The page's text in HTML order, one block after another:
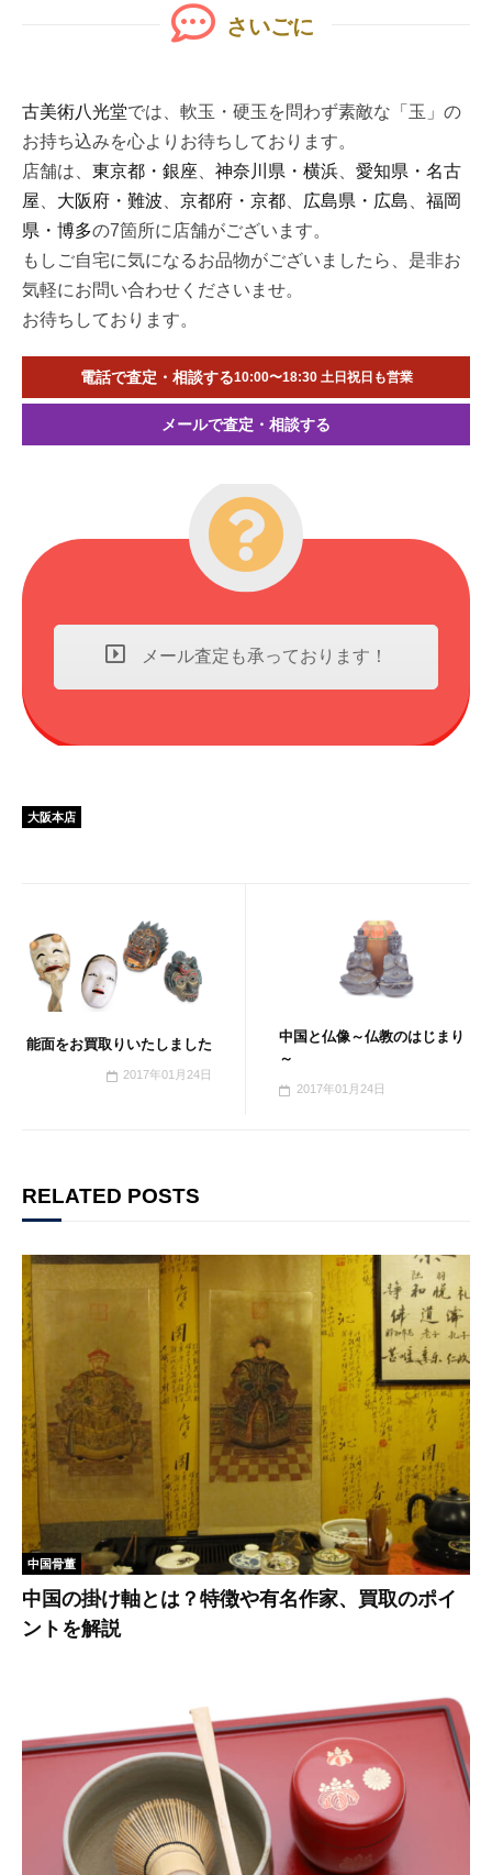
さいごに
古美術八光堂では、軟玉・硬玉を問わず素敵な「玉」の
お持ち込みを心よりお待ちしております。
店舗は、 東京都・銀座 神奈川県・横浜
愛知県・名古
屋
大阪府・難波 京都府・京都 広島県・広島
福岡
県・博多の7箇所に店舗がございます。
もしご自宅に気になるお品物がございましたら、是非お
気軽にお問い合わせくださいませ。
お待ちしております。
電話で査定・相談する10:00〜18:30 土日祝日も営業
メールで査定・相談する
メール査定も承っております！
大阪本店
能面をお買取りいたしました
2017年01月24日
中国と仏像～仏教のはじまり
～
2017年01月24日
RELATED POSTS
中国骨董
中国の掛け軸とは？特徴や有名作家、買取のポイ
ントを解説